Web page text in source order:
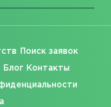
Поиск заявок
Блог Контакты